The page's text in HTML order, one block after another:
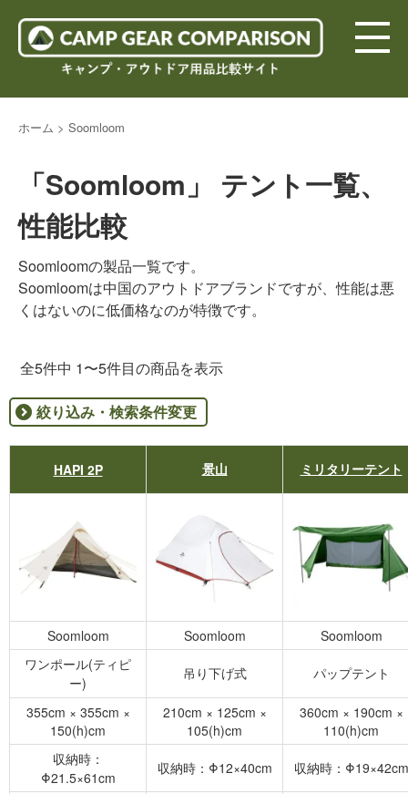
ホーム > Soomloom
「Soomloom」 テント一覧、
性能比較
Soomloomの製品一覧です。
Soomloomは中国のアウトドアブランドですが、性能は悪
くはないのに低価格なのが特徴です。
全5件中 1〜5件目の商品を表示
絞り込み・検索条件変更
HAPI 2P 景山 ミリタリーテント
Soomloom Soomloom
Soomloom
ワンポール(ティピ
ー)
吊り下げ式 パップテント
355cm × 355cm ×
150(h)cm
210cm × 125cm ×
105(h)cm
360cm × 190cm ×
110(h)cm
収納時：
Φ21.5×61cm
収納時：Φ12×40cm 収納時：Φ19×42cm